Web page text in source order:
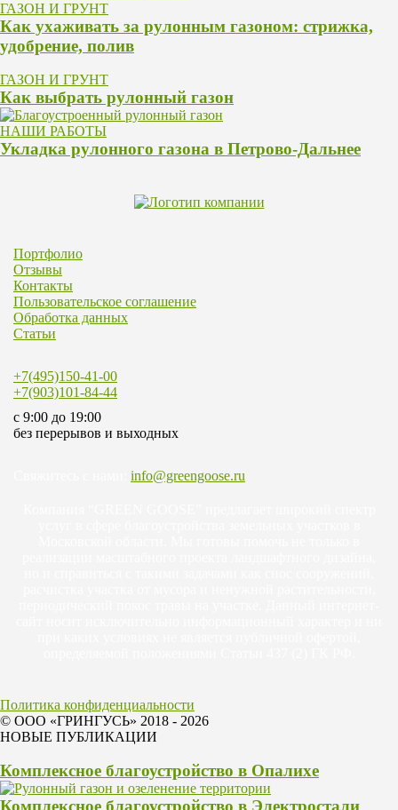
ГАЗОН И ГРУНТ
Как ухаживать за рулонным газоном: стрижка,
удобрение, полив
ГАЗОН И ГРУНТ
Как выбрать рулонный газон
НАШИ РАБОТЫ
Укладка рулонного газона в Петрово-Дальнее
Портфолио
Отзывы
Контакты
Пользовательское соглашение
Обработка данных
Статьи
+7(495)150-41-00
+7(903)101-84-44
c 9:00 до 19:00
без перерывов и выходных
info@greengoose.ru
Политика конфиденциальности
© ООО «ГРИНГУСЬ» 2018 - 2026
НОВЫЕ ПУБЛИКАЦИИ
Комплексное благоустройство в Опалихе
Комплексное благоустройство в Электростали